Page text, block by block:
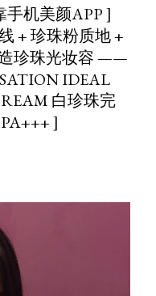
手机美颜APP ]
+ 珍珠粉质地 +
珍珠光妆容 ——
IDEAL
白珍珠完
]